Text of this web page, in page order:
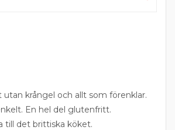
utan krångel och allt som förenklar.
En hel del glutenfritt.
till det brittiska köket.